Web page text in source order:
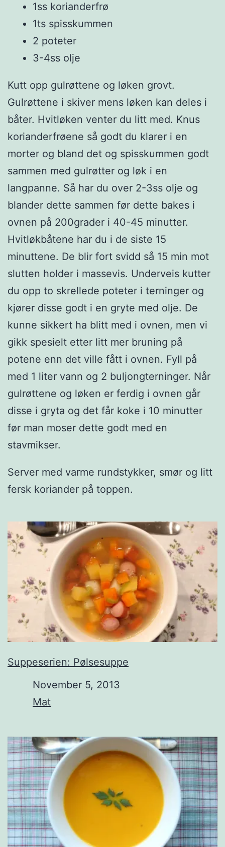
1ss korianderfrø
1ts spisskummen
2 poteter
3-4ss olje
Kutt opp gulrøttene og løken grovt.
Gulrøttene i skiver mens løken kan deles i
båter. Hvitløken venter du litt med. Knus
korianderfrøene så godt du klarer i en
morter og bland det og spisskummen godt
sammen med gulrøtter og løk i en
langpanne. Så har du over 2-3ss olje og
blander dette sammen før dette bakes i
ovnen på 200grader i 40-45 minutter.
Hvitløkbåtene har du i de siste 15
minuttene. De blir fort svidd så 15 min mot
slutten holder i massevis. Underveis kutter
du opp to skrellede poteter i terninger og
kjører disse godt i en gryte med olje. De
kunne sikkert ha blitt med i ovnen, men vi
gikk spesielt etter litt mer bruning på
potene enn det ville fått i ovnen. Fyll på
med 1 liter vann og 2 buljongterninger. Når
gulrøttene og løken er ferdig i ovnen går
disse i gryta og det får koke i 10 minutter
før man moser dette godt med en
stavmikser.
Server med varme rundstykker, smør og litt
fersk koriander på toppen.
Suppeserien: Pølsesuppe
November 5, 2013
In relation to
Mat